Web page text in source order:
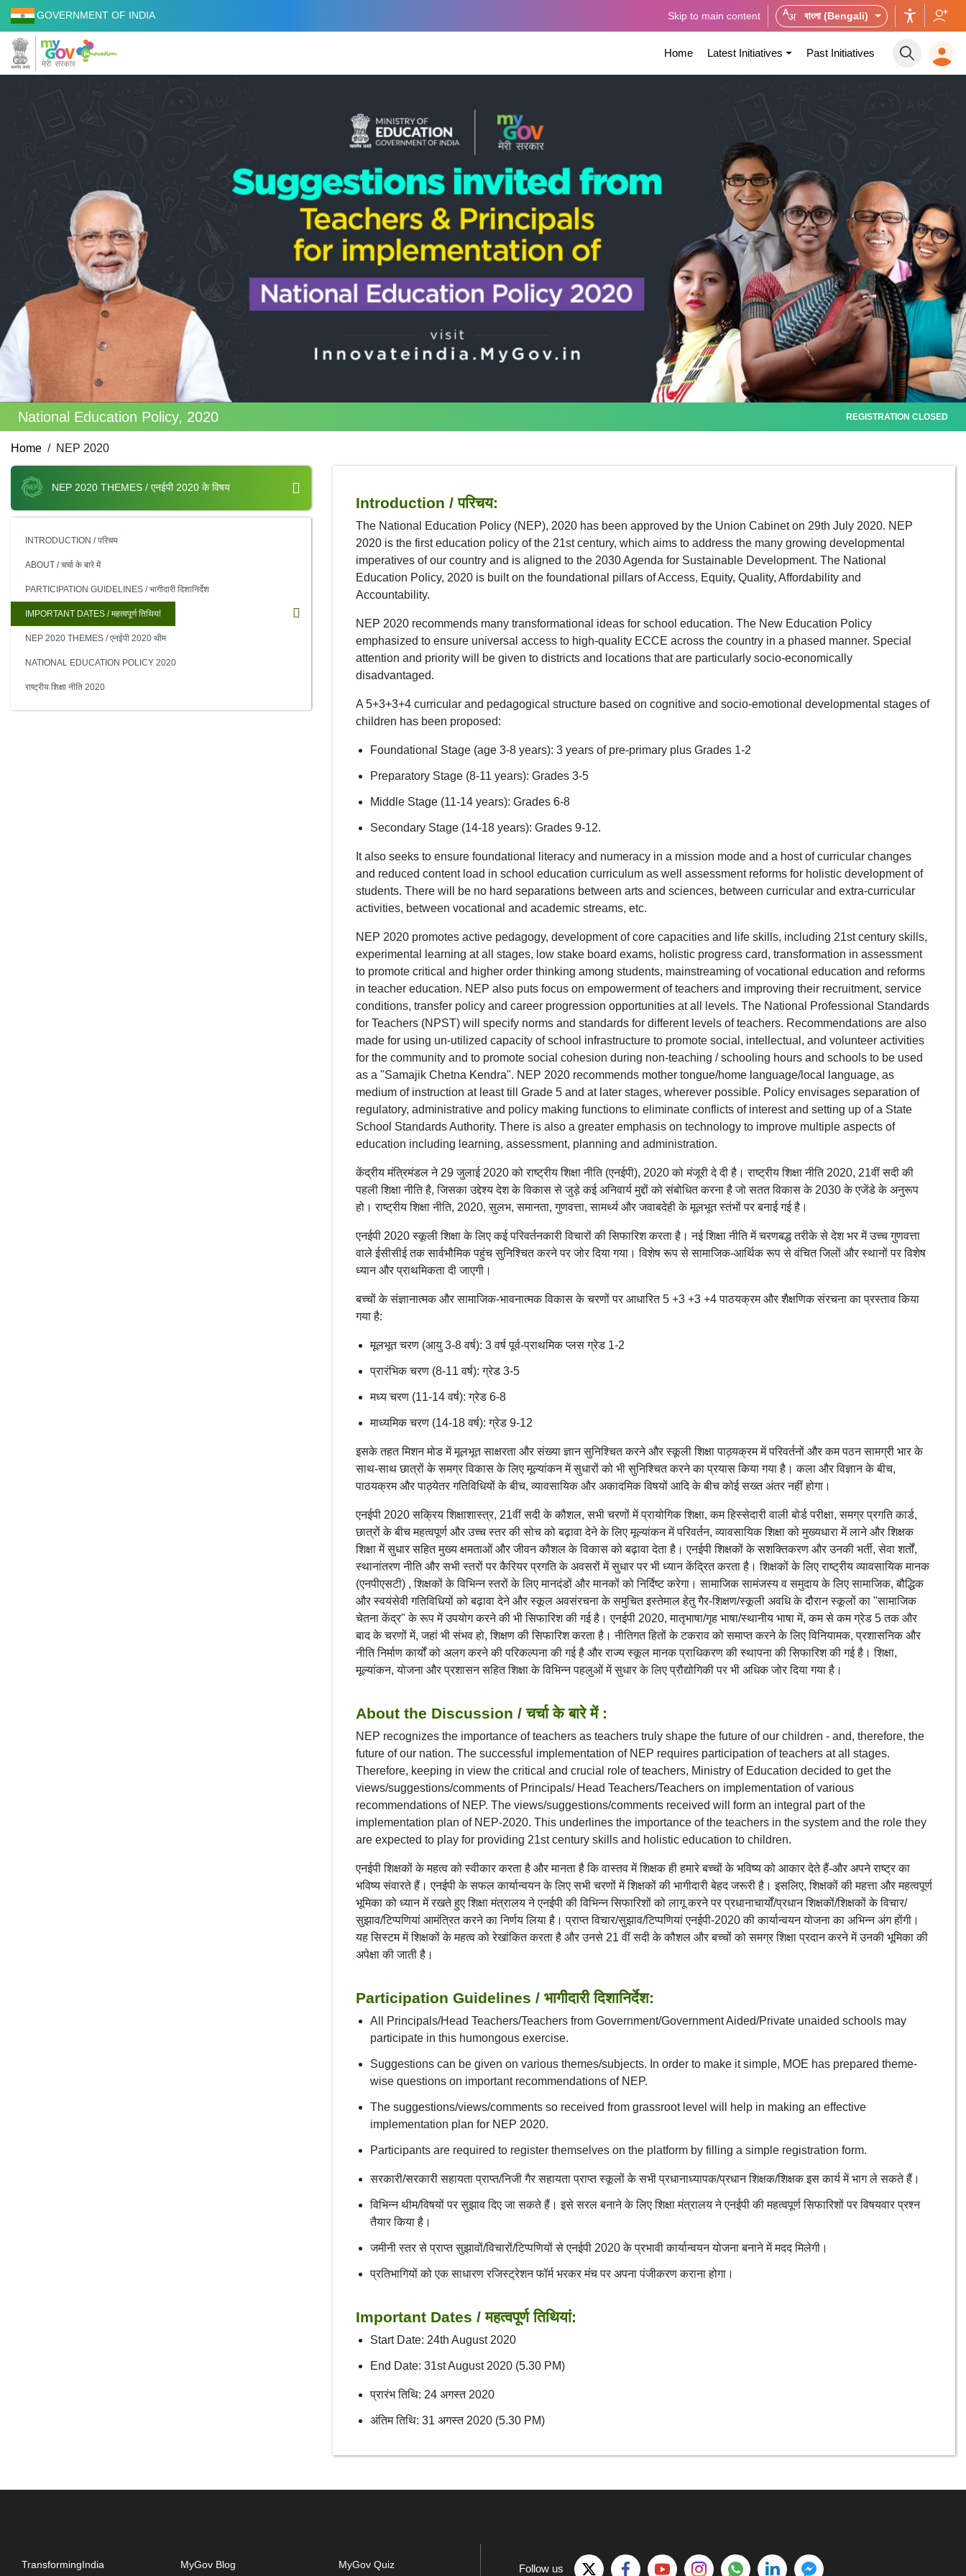
GOVERNMENT OF INDIA Skip to main content বাংলা (Bengali)
Home Latest Initiatives Past Initiatives
National Education Policy, 2020 REGISTRATION CLOSED
Home NEP 2020
NEP 2020 THEMES / एनईपी 2020 के विषय
INTRODUCTION / परिचय
ABOUT / चर्चा के बारे में
PARTICIPATION GUIDELINES / भागीदारी दिशानिर्देश
IMPORTANT DATES / महत्वपूर्ण तिथियां
NEP 2020 THEMES / एनईपी 2020 थीम
NATIONAL EDUCATION POLICY 2020
राष्ट्रीय शिक्षा नीति 2020
Introduction / परिचय:
The National Education Policy (NEP), 2020 has been approved by the Union Cabinet on 29th July 2020. NEP
2020 is the first education policy of the 21st century, which aims to address the many growing developmental
imperatives of our country and is aligned to the 2030 Agenda for Sustainable Development. The National
Education Policy, 2020 is built on the foundational pillars of Access, Equity, Quality, Affordability and
Accountability.
NEP 2020 recommends many transformational ideas for school education. The New Education Policy
emphasized to ensure universal access to high-quality ECCE across the country in a phased manner. Special
attention and priority will be given to districts and locations that are particularly socio-economically
disadvantaged.
A 5+3+3+4 curricular and pedagogical structure based on cognitive and socio-emotional developmental stages of
children has been proposed:
Foundational Stage (age 3-8 years): 3 years of pre-primary plus Grades 1-2
Preparatory Stage (8-11 years): Grades 3-5
Middle Stage (11-14 years): Grades 6-8
Secondary Stage (14-18 years): Grades 9-12.
It also seeks to ensure foundational literacy and numeracy in a mission mode and a host of curricular changes
and reduced content load in school education curriculum as well assessment reforms for holistic development of
students. There will be no hard separations between arts and sciences, between curricular and extra-curricular
activities, between vocational and academic streams, etc.
NEP 2020 promotes active pedagogy, development of core capacities and life skills, including 21st century skills,
experimental learning at all stages, low stake board exams, holistic progress card, transformation in assessment
to promote critical and higher order thinking among students, mainstreaming of vocational education and reforms
in teacher education. NEP also puts focus on empowerment of teachers and improving their recruitment, service
conditions, transfer policy and career progression opportunities at all levels. The National Professional Standards
for Teachers (NPST) will specify norms and standards for different levels of teachers. Recommendations are also
made for using un-utilized capacity of school infrastructure to promote social, intellectual, and volunteer activities
for the community and to promote social cohesion during non-teaching / schooling hours and schools to be used
as a "Samajik Chetna Kendra". NEP 2020 recommends mother tongue/home language/local language, as
medium of instruction at least till Grade 5 and at later stages, wherever possible. Policy envisages separation of
regulatory, administrative and policy making functions to eliminate conflicts of interest and setting up of a State
School Standards Authority. There is also a greater emphasis on technology to improve multiple aspects of
education including learning, assessment, planning and administration.
केंद्रीय मंत्रिमंडल ने 29 जुलाई 2020 को राष्ट्रीय शिक्षा नीति (एनईपी), 2020 को मंजूरी दे दी है। राष्ट्रीय शिक्षा नीति 2020, 21वीं सदी की
पहली शिक्षा नीति है, जिसका उद्देश्य देश के विकास से जुड़े कई अनिवार्य मुद्दों को संबोधित करना है जो सतत विकास के 2030 के एजेंडे के अनुरूप
हो। राष्ट्रीय शिक्षा नीति, 2020, सुलभ, समानता, गुणवत्ता, सामर्थ्य और जवाबदेही के मूलभूत स्तंभों पर बनाई गई है।
एनईपी 2020 स्कूली शिक्षा के लिए कई परिवर्तनकारी विचारों की सिफारिश करता है। नई शिक्षा नीति में चरणबद्ध तरीके से देश भर में उच्च गुणवत्ता
वाले ईसीसीई तक सार्वभौमिक पहुंच सुनिश्चित करने पर जोर दिया गया। विशेष रूप से सामाजिक-आर्थिक रूप से वंचित जिलों और स्थानों पर विशेष
ध्यान और प्राथमिकता दी जाएगी।
बच्चों के संज्ञानात्मक और सामाजिक-भावनात्मक विकास के चरणों पर आधारित 5 +3 +3 +4 पाठयक्रम और शैक्षणिक संरचना का प्रस्ताव किया
गया है:
मूलभूत चरण (आयु 3-8 वर्ष): 3 वर्ष पूर्व-प्राथमिक प्लस ग्रेड 1-2
प्रारंभिक चरण (8-11 वर्ष): ग्रेड 3-5
मध्य चरण (11-14 वर्ष): ग्रेड 6-8
माध्यमिक चरण (14-18 वर्ष): ग्रेड 9-12
इसके तहत मिशन मोड में मूलभूत साक्षरता और संख्या ज्ञान सुनिश्चित करने और स्कूली शिक्षा पाठ्यक्रम में परिवर्तनों और कम पठन सामग्री भार के
साथ-साथ छात्रों के समग्र विकास के लिए मूल्यांकन में सुधारों को भी सुनिश्चित करने का प्रयास किया गया है। कला और विज्ञान के बीच,
पाठयक्रम और पाठ्येतर गतिविधियों के बीच, व्यावसायिक और अकादमिक विषयों आदि के बीच कोई सख्त अंतर नहीं होगा।
एनईपी 2020 सक्रिय शिक्षाशास्त्र, 21वीं सदी के कौशल, सभी चरणों में प्रायोगिक शिक्षा, कम हिस्सेदारी वाली बोर्ड परीक्षा, समग्र प्रगति कार्ड,
छात्रों के बीच महत्वपूर्ण और उच्च स्तर की सोच को बढ़ावा देने के लिए मूल्यांकन में परिवर्तन, व्यावसायिक शिक्षा को मुख्यधारा में लाने और शिक्षक
शिक्षा में सुधार सहित मुख्य क्षमताओं और जीवन कौशल के विकास को बढ़ावा देता है। एनईपी शिक्षकों के सशक्तिकरण और उनकी भर्ती, सेवा शर्तों,
स्थानांतरण नीति और सभी स्तरों पर कैरियर प्रगति के अवसरों में सुधार पर भी ध्यान केंद्रित करता है। शिक्षकों के लिए राष्ट्रीय व्यावसायिक मानक
(एनपीएसटी) , शिक्षकों के विभिन्न स्तरों के लिए मानदंडों और मानकों को निर्दिष्ट करेगा। सामाजिक सामंजस्य व समुदाय के लिए सामाजिक, बौद्धिक
और स्वयंसेवी गतिविधियों को बढ़ावा देने और स्कूल अवसंरचना के समुचित इस्तेमाल हेतु गैर-शिक्षण/स्कूली अवधि के दौरान स्कूलों का "सामाजिक
चेतना केंद्र" के रूप में उपयोग करने की भी सिफारिश की गई है। एनईपी 2020, मातृभाषा/गृह भाषा/स्थानीय भाषा में, कम से कम ग्रेड 5 तक और
बाद के चरणों में, जहां भी संभव हो, शिक्षण की सिफारिश करता है। नीतिगत हितों के टकराव को समाप्त करने के लिए विनियामक, प्रशासनिक और
नीति निर्माण कार्यों को अलग करने की परिकल्पना की गई है और राज्य स्कूल मानक प्राधिकरण की स्थापना की सिफारिश की गई है। शिक्षा,
मूल्यांकन, योजना और प्रशासन सहित शिक्षा के विभिन्न पहलुओं में सुधार के लिए प्रौद्योगिकी पर भी अधिक जोर दिया गया है।
About the Discussion / चर्चा के बारे में :
NEP recognizes the importance of teachers as teachers truly shape the future of our children - and, therefore, the
future of our nation. The successful implementation of NEP requires participation of teachers at all stages.
Therefore, keeping in view the critical and crucial role of teachers, Ministry of Education decided to get the
views/suggestions/comments of Principals/ Head Teachers/Teachers on implementation of various
recommendations of NEP. The views/suggestions/comments received will form an integral part of the
implementation plan of NEP-2020. This underlines the importance of the teachers in the system and the role they
are expected to play for providing 21st century skills and holistic education to children.
एनईपी शिक्षकों के महत्व को स्वीकार करता है और मानता है कि वास्तव में शिक्षक ही हमारे बच्चों के भविष्य को आकार देते हैं-और अपने राष्ट्र का
भविष्य संवारते हैं। एनईपी के सफल कार्यान्वयन के लिए सभी चरणों में शिक्षकों की भागीदारी बेहद जरूरी है। इसलिए, शिक्षकों की महत्ता और महत्वपूर्ण
भूमिका को ध्यान में रखते हुए शिक्षा मंत्रालय ने एनईपी की विभिन्न सिफारिशों को लागू करने पर प्रधानाचार्यों/प्रधान शिक्षकों/शिक्षकों के विचार/
सुझाव/टिप्पणियां आमंत्रित करने का निर्णय लिया है। प्राप्त विचार/सुझाव/टिप्पणियां एनईपी-2020 की कार्यान्वयन योजना का अभिन्न अंग होंगी।
यह सिस्टम में शिक्षकों के महत्व को रेखांकित करता है और उनसे 21 वीं सदी के कौशल और बच्चों को समग्र शिक्षा प्रदान करने में उनकी भूमिका की
अपेक्षा की जाती है।
Participation Guidelines / भागीदारी दिशानिर्देश:
All Principals/Head Teachers/Teachers from Government/Government Aided/Private unaided schools may
participate in this humongous exercise.
Suggestions can be given on various themes/subjects. In order to make it simple, MOE has prepared theme-
wise questions on important recommendations of NEP.
The suggestions/views/comments so received from grassroot level will help in making an effective
implementation plan for NEP 2020.
Participants are required to register themselves on the platform by filling a simple registration form.
सरकारी/सरकारी सहायता प्राप्त/निजी गैर सहायता प्राप्त स्कूलों के सभी प्रधानाध्यापक/प्रधान शिक्षक/शिक्षक इस कार्य में भाग ले सकते हैं।
विभिन्न थीम/विषयों पर सुझाव दिए जा सकते हैं। इसे सरल बनाने के लिए शिक्षा मंत्रालय ने एनईपी की महत्वपूर्ण सिफारिशों पर विषयवार प्रश्न
तैयार किया है।
जमीनी स्तर से प्राप्त सुझावों/विचारों/टिप्पणियों से एनईपी 2020 के प्रभावी कार्यान्वयन योजना बनाने में मदद मिलेगी।
प्रतिभागियों को एक साधारण रजिस्ट्रेशन फॉर्म भरकर मंच पर अपना पंजीकरण कराना होगा।
Important Dates / महत्वपूर्ण तिथियां:
Start Date: 24th August 2020
End Date: 31st August 2020 (5.30 PM)
प्रारंभ तिथि: 24 अगस्त 2020
अंतिम तिथि: 31 अगस्त 2020 (5.30 PM)
TransformingIndia MyGov Blog MyGov Quiz Follow us